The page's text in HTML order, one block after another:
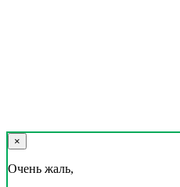
×
Очень жаль,